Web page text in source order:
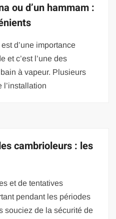
ou d’un hammam :
d’une importance
et c’est l’une des
à vapeur. Plusieurs
l’installation
cambrioleurs : les
et de tentatives
pendant les périodes
souciez de la sécurité de